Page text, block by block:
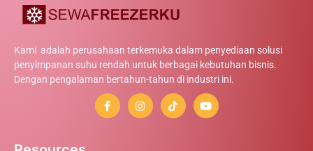
Kami adalah perusahaan terkemuka dalam penyediaan solusi
penyimpanan suhu rendah untuk berbagai kebutuhan bisnis.
Dengan pengalaman bertahun-tahun di industri ini.